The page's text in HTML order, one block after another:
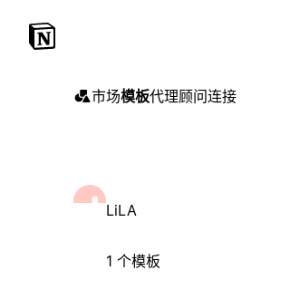
市场模板代理顾问连接
LiLA
1 个模板